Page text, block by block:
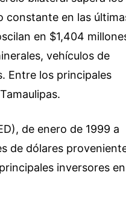
constante en las
en $1,404
vehículos de
Entre los principales
de enero de 1999 a
de dólares
inversores